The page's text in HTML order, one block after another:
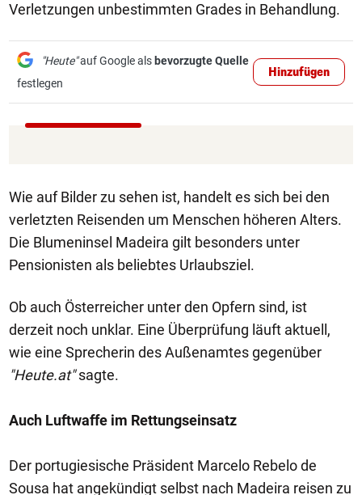
Verletzungen unbestimmten Grades in Behandlung.
"Heute"auf Google als bevorzugte Quelle
festlegen
Hinzufügen
Wie auf Bilder zu sehen ist, handelt es sich bei den
verletzten Reisenden um Menschen höheren Alters.
Die Blumeninsel Madeira gilt besonders unter
Pensionisten als beliebtes Urlaubsziel.
Ob auch Österreicher unter den Opfern sind, ist
derzeit noch unklar. Eine Überprüfung läuft aktuell,
wie eine Sprecherin des Außenamtes gegenüber
"Heute.at"sagte.
Auch Luftwaffe im Rettungseinsatz
Der portugiesische Präsident Marcelo Rebelo de
Sousa hat angekündigt selbst nach Madeira reisen zu